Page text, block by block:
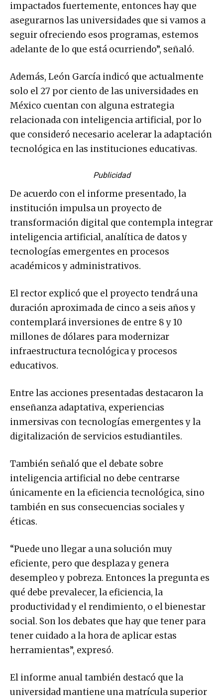
impactados fuertemente, entonces hay que
asegurarnos las universidades que si vamos a
seguir ofreciendo esos programas, estemos
adelante de lo que está ocurriendo”, señaló.
Además, León García indicó que actualmente
solo el 27 por ciento de las universidades en
México cuentan con alguna estrategia
relacionada con inteligencia artificial, por lo
que consideró necesario acelerar la adaptación
tecnológica en las instituciones educativas.
Publicidad
De acuerdo con el informe presentado, la
institución impulsa un proyecto de
transformación digital que contempla integrar
inteligencia artificial, analítica de datos y
tecnologías emergentes en procesos
académicos y administrativos.
El rector explicó que el proyecto tendrá una
duración aproximada de cinco a seis años y
contemplará inversiones de entre 8 y 10
millones de dólares para modernizar
infraestructura tecnológica y procesos
educativos.
Entre las acciones presentadas destacaron la
enseñanza adaptativa, experiencias
inmersivas con tecnologías emergentes y la
digitalización de servicios estudiantiles.
También señaló que el debate sobre
inteligencia artificial no debe centrarse
únicamente en la eficiencia tecnológica, sino
también en sus consecuencias sociales y
éticas.
“Puede uno llegar a una solución muy
eficiente, pero que desplaza y genera
desempleo y pobreza. Entonces la pregunta es
qué debe prevalecer, la eficiencia, la
productividad y el rendimiento, o el bienestar
social. Son los debates que hay que tener para
tener cuidado a la hora de aplicar estas
herramientas”, expresó.
El informe anual también destacó que la
universidad mantiene una matrícula superior